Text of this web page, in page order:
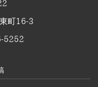
町16-3
5252